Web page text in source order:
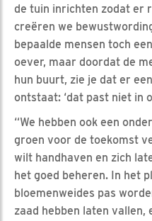
de tuin inrichten zodat er
creëren we
bepaalde mensen toch
oever, maar doordat de
hun buurt, zie je dat er
ontstaat: ‘dat past niet in
“We hebben ook een
groen voor de toekomst
wilt handhaven en zich
het goed beheren. In het
bloemenweides pas
zaad hebben laten